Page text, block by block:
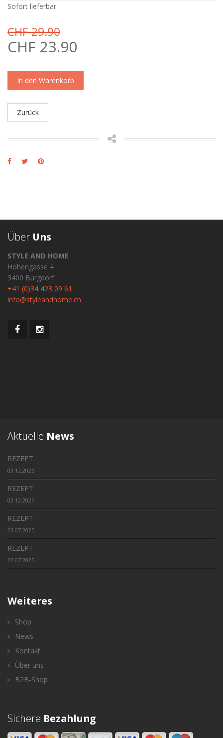
Sofort lieferbar
CHF 29.90
CHF 23.90
In den Warenkorb
Zurück
Über Uns
STYLE AND HOME
Hohengasse 4
3400 Burgdorf
+41 (0)34 423 09 61
info@styleandhome.ch
Aktuelle News
REZEPT
03.12.2025
REZEPT
02.12.2025
REZEPT
23.07.2025
REZEPT
22.07.2025
Weiteres
Shop
News
Kontakt
Über uns
B2B-Shop
Sichere Bezahlung